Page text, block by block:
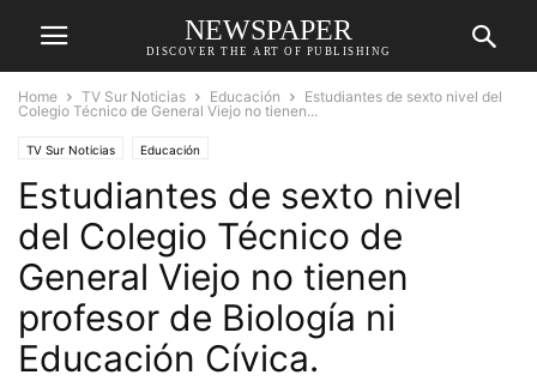
NEWSPAPER
DISCOVER THE ART OF PUBLISHING
Home TV Sur Noticias Educación
Estudiantes de sexto nivel del
Colegio Técnico de General Viejo no tienen...
TV Sur Noticias Educación
Estudiantes de sexto nivel
del Colegio Técnico de
General Viejo no tienen
profesor de Biología ni
Educación Cívica.